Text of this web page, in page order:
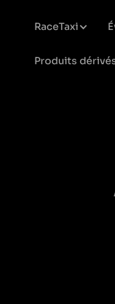
RaceTaxi
Produits